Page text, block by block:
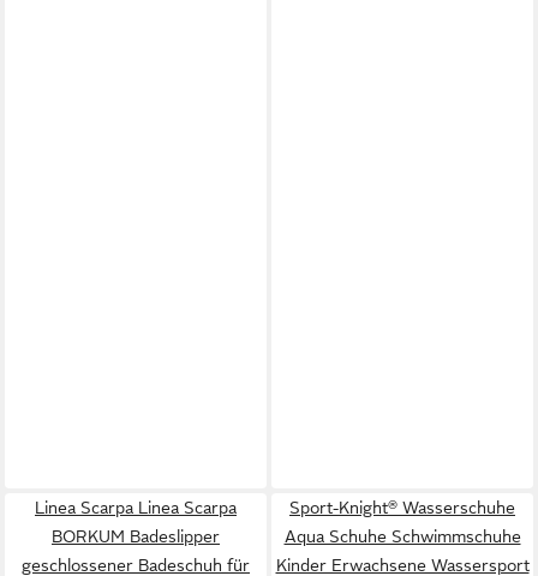
Linea Scarpa Linea Scarpa
BORKUM Badeslipper
geschlossener Badeschuh für
Sport-Knight® Wasserschuhe
Aqua Schuhe Schwimmschuhe
Kinder Erwachsene Wassersport